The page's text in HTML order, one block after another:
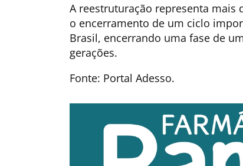
A reestruturação representa
o encerramento de um ciclo
Brasil, encerrando uma fase de
gerações.
Fonte: Portal Adesso.